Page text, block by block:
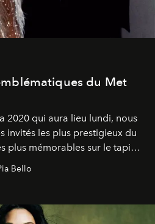
du Met
2020 qui aura lieu lundi, nous
invités les plus prestigieux du
plus mémorables sur le tapis
Bello